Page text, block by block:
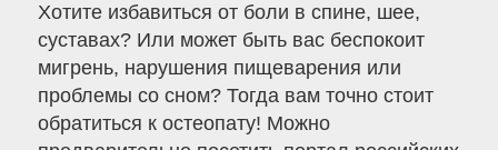
Хотите избавиться от боли в спине, шее,
суставах? Или может быть вас беспокоит
мигрень, нарушения пищеварения или
проблемы со сном? Тогда вам точно стоит
обратиться к остеопату! Можно